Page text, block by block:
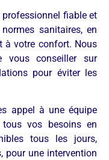
fiable et
sanitaires, en
à votre confort. Nous
vous conseiller sur
pour éviter les
appel à une équipe
vos besoins en
tous les jours,
pour une intervention